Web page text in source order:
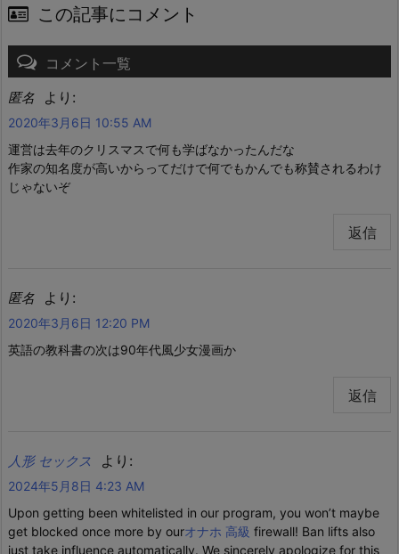
この記事にコメント
コメント一覧
匿名 より:
2020年3月6日 10:55 AM
運営は去年のクリスマスで何も学ばなかったんだな
作家の知名度が高いからってだけで何でもかんでも称賛されるわけ
じゃないぞ
返信
匿名 より:
2020年3月6日 12:20 PM
英語の教科書の次は90年代風少女漫画か
返信
人形 セックス より:
2024年5月8日 4:23 AM
Upon getting been whitelisted in our program, you won’t maybe
get blocked once more by ourオナホ 高級 firewall! Ban lifts also
just take influence automatically. We sincerely apologize for this